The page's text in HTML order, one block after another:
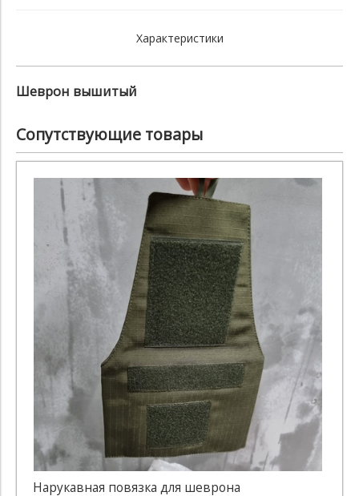
Характеристики
Шеврон вышитый
Сопутствующие товары
Нарукавная повязка для шеврона